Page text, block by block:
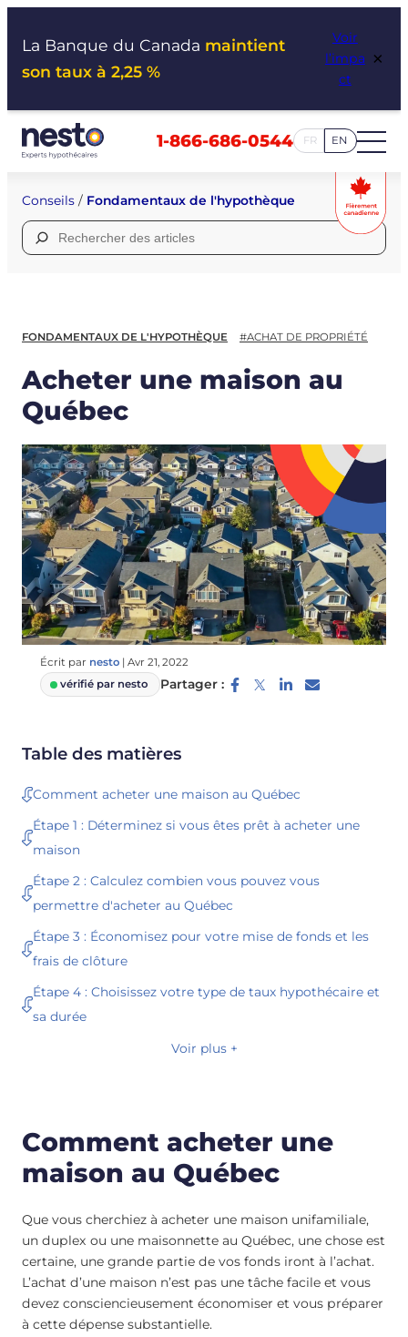
La Banque du Canada maintient
son taux à 2,25 %
Voir
l’impa
ct
×
1-866-686-0544 FR EN
Conseils / Fondamentaux de l'hypothèque
Rechercher :
FONDAMENTAUX DE L'HYPOTHÈQUE #ACHAT DE PROPRIÉTÉ
Acheter une maison au
Québec
Écrit par nesto | Avr 21, 2022
vérifié par nesto
Partager :
Table des matières
Comment acheter une maison au Québec
Étape 1 : Déterminez si vous êtes prêt à acheter une
maison
Étape 2 : Calculez combien vous pouvez vous
permettre d'acheter au Québec
Étape 3 : Économisez pour votre mise de fonds et les
frais de clôture
Étape 4 : Choisissez votre type de taux hypothécaire et
sa durée
Voir plus +
Comment acheter une
maison au Québec
Que vous cherchiez à acheter une maison unifamiliale,
un duplex ou une maisonnette au Québec, une chose est
certaine, une grande partie de vos fonds iront à l’achat.
L’achat d’une maison n’est pas une tâche facile et vous
devez consciencieusement économiser et vous préparer
à cette dépense substantielle.